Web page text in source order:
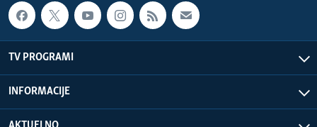
TV PROGRAMI
INFORMACIJE